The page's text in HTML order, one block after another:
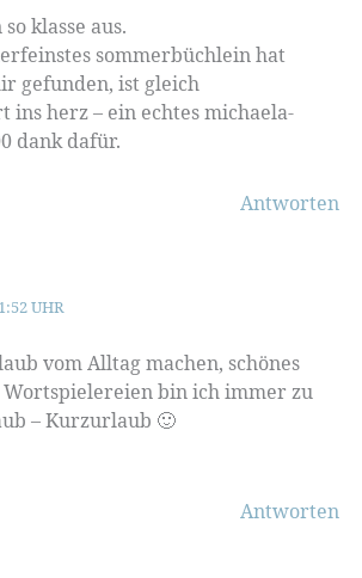
klasse aus.
sommerbüchlein hat
gefunden, ist gleich
herz – ein echtes michaela-
dank dafür.
Antworten
UHR
vom Alltag machen, schönes
bin ich immer zu
– Kurzurlaub 🙂
Antworten